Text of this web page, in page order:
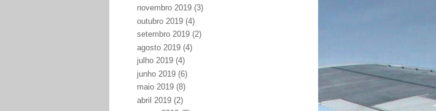
novembro 2019 (3)
outubro 2019 (4)
setembro 2019 (2)
agosto 2019 (4)
julho 2019 (4)
junho 2019 (6)
maio 2019 (8)
abril 2019 (2)